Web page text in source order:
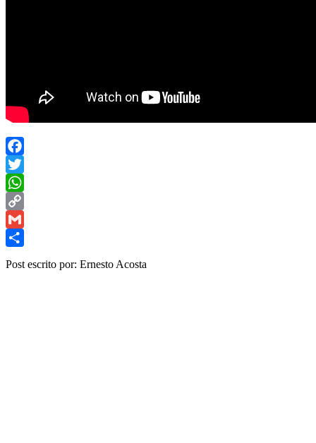
Facebook
Twitter
WhatsApp
Copy
Link
Gmail
Post escrito por: Ernesto Acosta